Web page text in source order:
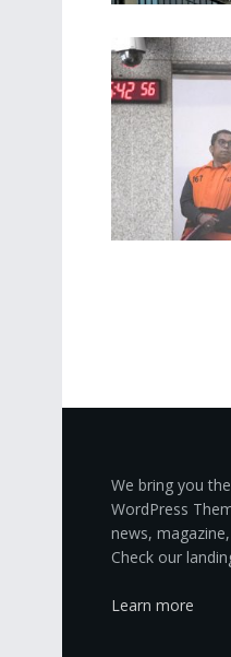
We bring you
WordPress
news,
Check our
Learn more